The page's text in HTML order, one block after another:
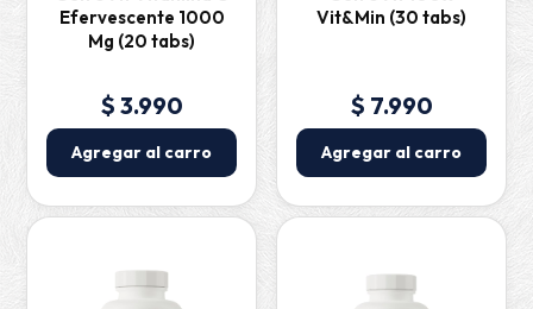
Efervescente 1000
Mg (20 tabs)
$ 3.990
Agregar al carro
Vit&Min (30 tabs)
$ 7.990
Agregar al carro